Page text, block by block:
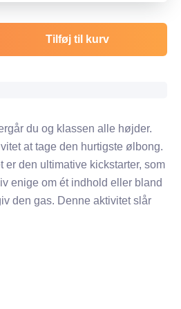
du og klassen alle højder.
at tage den hurtigste ølbong.
er den ultimative kickstarter, som
enige om ét indhold eller bland
den gas. Denne aktivitet slår